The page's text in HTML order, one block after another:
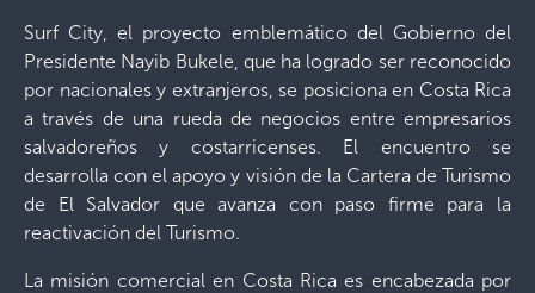
Surf City, el proyecto emblemático del Gobierno del
Presidente Nayib Bukele, que ha logrado ser reconocido
por nacionales y extranjeros, se posiciona en Costa Rica
a través de una rueda de negocios entre empresarios
salvadoreños y costarricenses. El encuentro se
desarrolla con el apoyo y visión de la Cartera de Turismo
de El Salvador que avanza con paso firme para la
reactivación del Turismo.
La misión comercial en Costa Rica es encabezada por